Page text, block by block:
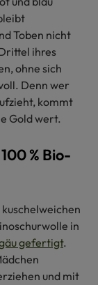
Toben nicht
ihres
ohne sich
Denn wer
kommt
Gold wert.
% Bio-
in
gefertigt.
und mit